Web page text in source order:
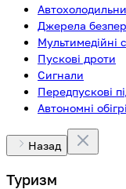
Джерела
Мультимедійні
Пускові дроти
Сигнали
Передпускові
Автономні
Назад
Туризм